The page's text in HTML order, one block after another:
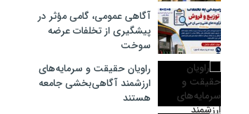
آگاهی عمومی، گامی مؤثر در
پیشگیری از تخلفات عرضه
سوخت
راویان حقیقت و سرمایه‌های
ارزشمند آگاهی‌بخشی جامعه
هستند